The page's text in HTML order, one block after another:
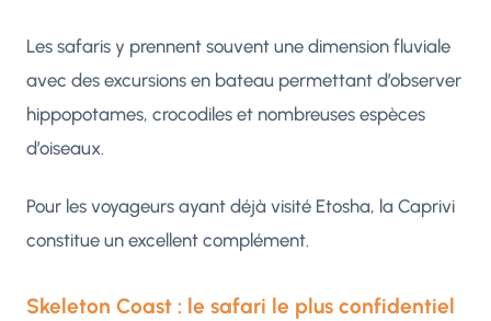
Les safaris y prennent souvent une dimension fluviale
avec des excursions en bateau permettant d’observer
hippopotames, crocodiles et nombreuses espèces
d’oiseaux.
Pour les voyageurs ayant déjà visité Etosha, la Caprivi
constitue un excellent complément.
Skeleton Coast : le safari le plus confidentiel